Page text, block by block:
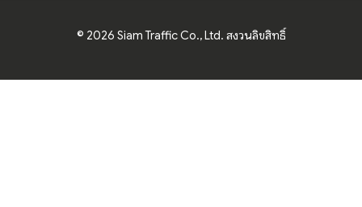
© 2026 Siam Traffic Co., Ltd. สงวนลิขสิทธิ์